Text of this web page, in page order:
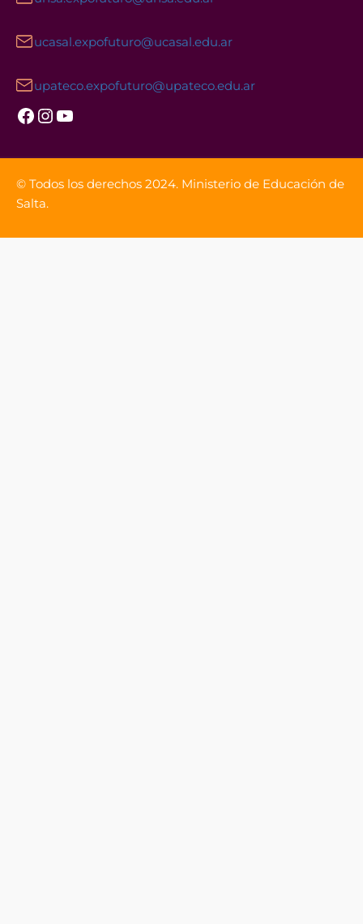
ucasal.expofuturo@ucasal.edu.ar
upateco.expofuturo@upateco.edu.ar
Facebook InstagramYouTube
© Todos los derechos 2024. Ministerio de Educación de
Salta.